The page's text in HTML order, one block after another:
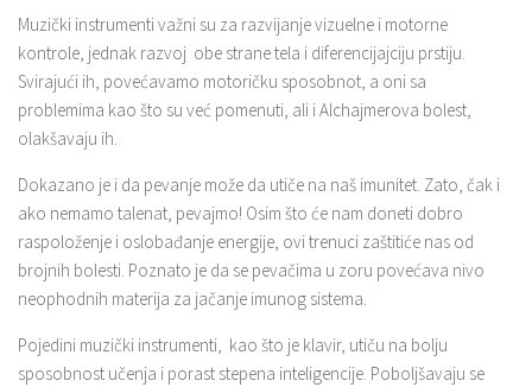
Muzički instrumenti važni su za razvijanje vizuelne i motorne
kontrole, jednak razvoj obe strane tela i diferencijajciju prstiju.
Svirajući ih, povećavamo motoričku sposobnot, a oni sa
problemima kao što su već pomenuti, ali i Alchajmerova bolest,
olakšavaju ih.
Dokazano je i da pevanje može da utiče na naš imunitet. Zato, čak i
ako nemamo talenat, pevajmo! Osim što će nam doneti dobro
raspoloženje i oslobađanje energije, ovi trenuci zaštitiće nas od
brojnih bolesti. Poznato je da se pevačima u zoru povećava nivo
neophodnih materija za jačanje imunog sistema.
Pojedini muzički instrumenti, kao što je klavir, utiču na bolju
sposobnost učenja i porast stepena inteligencije. Poboljšavaju se